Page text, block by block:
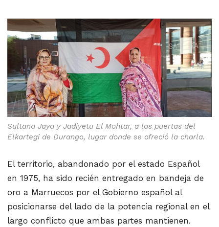
Sultana Jaya y Jadiyetu El Mohtar, a las puertas del
Elkartegi de Durango, lugar donde se ofreció la charla.
El territorio, abandonado por el estado Español
en 1975, ha sido recién entregado en bandeja de
oro a Marruecos por el Gobierno español al
posicionarse del lado de la potencia regional en el
largo conflicto que ambas partes mantienen.